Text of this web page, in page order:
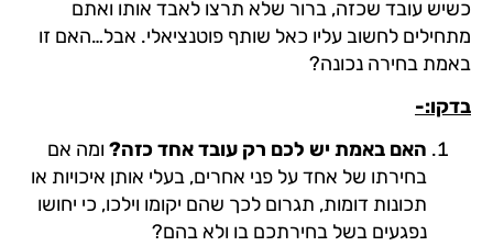
כשיש עובד שכזה, ברור שלא תרצו לאבד אותו ואתם
מתחילים לחשוב עליו כאל שותף פוטנציאלי. אבל…האם זו
באמת בחירה נכונה?
בדקו:-
האם באמת יש לכם רק עובד אחד כזה? ומה אם
בחירתו של אחד על פני אחרים, בעלי אותן איכויות או
תכונות דומות, תגרום לכך שהם יקומו וילכו, כי יחושו
נפגעים בשל בחירתכם בו ולא בהם?